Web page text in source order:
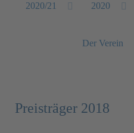
2020/21 2020
Der Verein
Preisträger 2018